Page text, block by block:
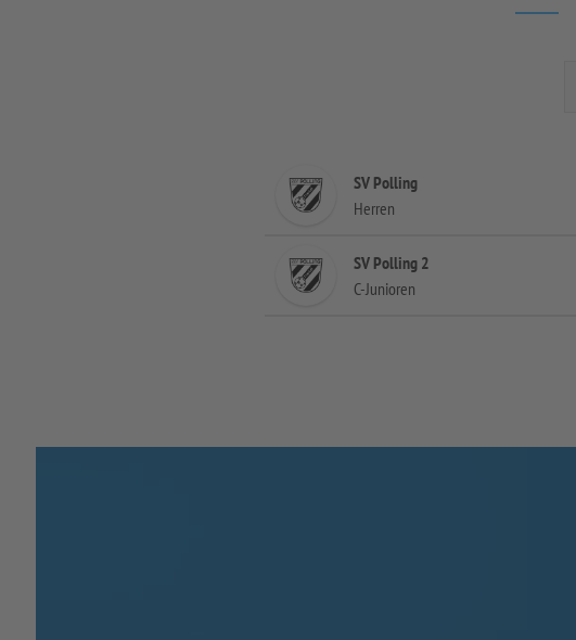
SV Polling
Herren
SV Polling 2
C-Junioren